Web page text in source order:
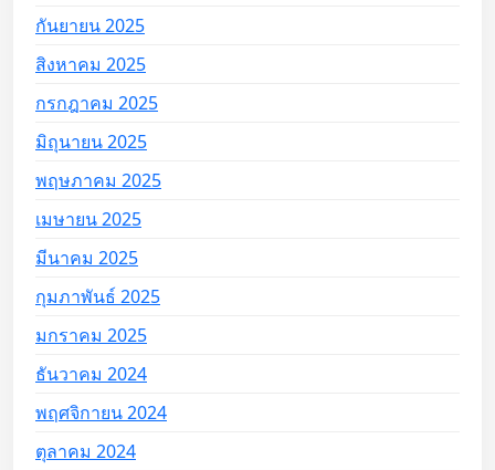
กันยายน 2025
สิงหาคม 2025
กรกฎาคม 2025
มิถุนายน 2025
พฤษภาคม 2025
เมษายน 2025
มีนาคม 2025
กุมภาพันธ์ 2025
มกราคม 2025
ธันวาคม 2024
พฤศจิกายน 2024
ตุลาคม 2024